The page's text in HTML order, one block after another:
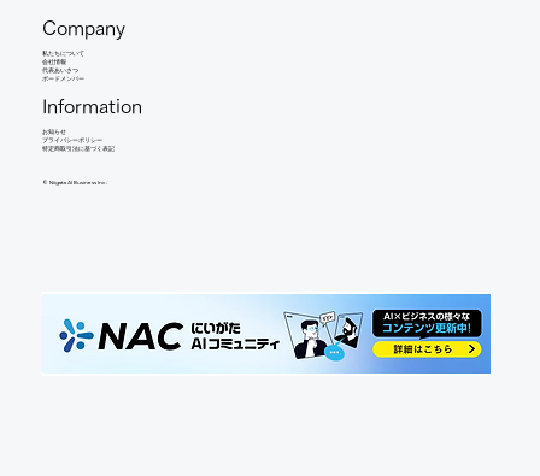
Company
​私たちについて
会社情報
​代表あいさつ
​ボードメンバー
Information
お知らせ​
​プライバシーポリシー
特定商取引法に基づく表記
©︎ Niigata AI Business Inc.